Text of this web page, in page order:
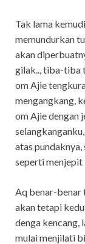
Tak lama
memundurkan
akan
gilak.., tiba-tiba
om Ajie
mengangkang,
om Ajie dengan
atas
seperti menjepit
Aq benar-benar
akan tetapi
denga kencang,
mulai menjilati